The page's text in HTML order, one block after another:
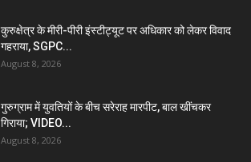
कुरुक्षेत्र के मीरी-पीरी इंस्टीट्यूट पर अधिकार को लेकर विवाद
गहराया, SGPC...
August 8, 2026
गुरुग्राम में युवतियों के बीच सरेराह मारपीट, बाल खींचकर
गिराया; VIDEO...
August 8, 2026